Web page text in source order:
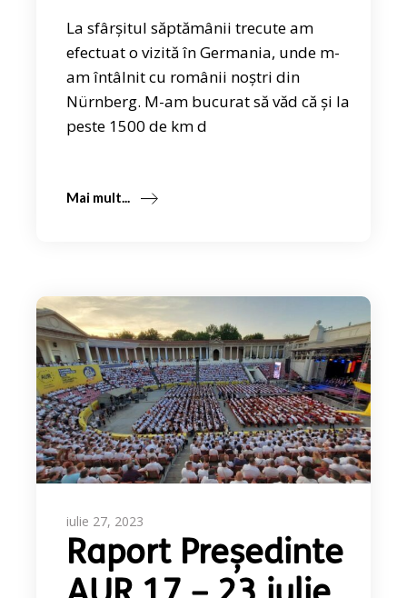
La sfârșitul săptămânii trecute am
efectuat o vizită în Germania, unde m-
am întâlnit cu românii noștri din
Nürnberg. M-am bucurat să văd că și la
peste 1500 de km d
Mai mult...
iulie 27, 2023
Raport Președinte